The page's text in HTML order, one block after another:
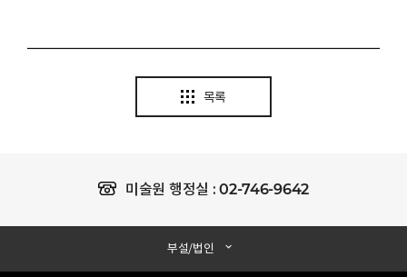
목록
미술원 행정실 :02-746-9642
부설/법인